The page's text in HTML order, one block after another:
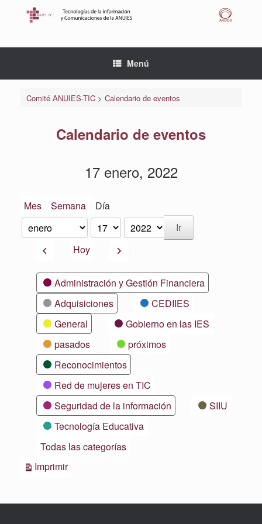
Menú
Comité ANUIES-TIC> Calendario de eventos
Calendario de eventos
17 enero, 2022
Mes Semana Día
Mes
Día
Año
AnteriorHoy Siguiente
CategoríasAdministración y Gestión Financiera
Adquisiciones
CEDIIES
General
Gobierno en las IES
pasados
próximos
Reconocimientos
Red de mujeres en TIC
Seguridad de la información
SIIU
Tecnología Educativa
Todas las categorías
ImprimirVistas